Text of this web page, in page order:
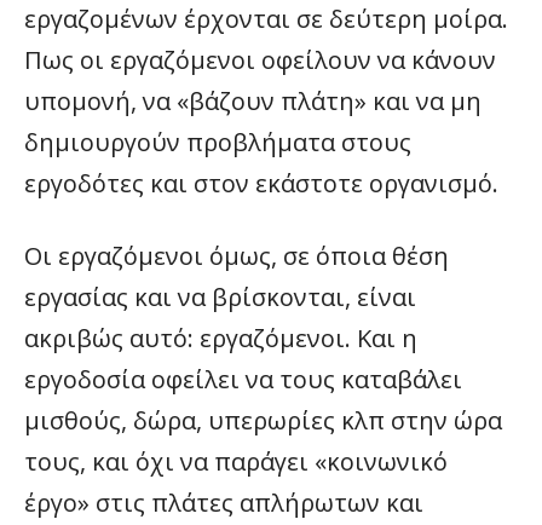
εργαζομένων έρχονται σε δεύτερη μοίρα.
Πως οι εργαζόμενοι οφείλουν να κάνουν
υπομονή, να «βάζουν πλάτη» και να μη
δημιουργούν προβλήματα στους
εργοδότες και στον εκάστοτε οργανισμό.
Οι εργαζόμενοι όμως, σε όποια θέση
εργασίας και να βρίσκονται, είναι
ακριβώς αυτό: εργαζόμενοι. Και η
εργοδοσία οφείλει να τους καταβάλει
μισθούς, δώρα, υπερωρίες κλπ στην ώρα
τους, και όχι να παράγει «κοινωνικό
έργο» στις πλάτες απλήρωτων και